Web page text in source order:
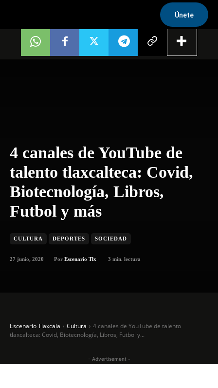
Únete
4 canales de YouTube de
talento tlaxcalteca: Covid,
Biotecnología, Libros,
Futbol y más
CULTURA DEPORTES SOCIEDAD
27 junio, 2020 Por Escenario Tlx 3 min. lectura
Escenario Tlaxcala Cultura
4 canales de YouTube de talento
tlaxcalteca: Covid, Biotecnología, Libros, Futbol y...
- Advertisement -